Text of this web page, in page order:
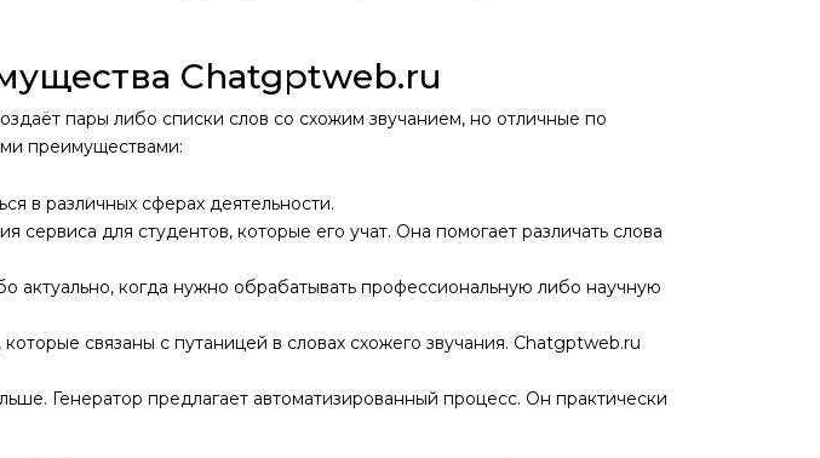
Chatgptweb.ru
пары либо списки слов со схожим звучанием, но отличные по
преимуществами:
в различных сферах деятельности.
для студентов, которые его учат. Она помогает различать слова
когда нужно обрабатывать профессиональную либо научную
связаны с путаницей в словах схожего звучания. Chatgptweb.ru
Генератор предлагает автоматизированный процесс. Он практически